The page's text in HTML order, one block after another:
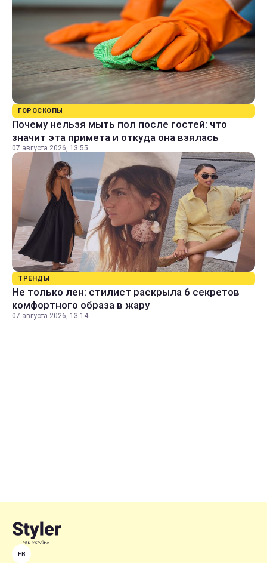
ГОРОСКОПЫ
Почему нельзя мыть пол после гостей: что
значит эта примета и откуда она взялась
07 августа 2026, 13:55
ТРЕНДЫ
Не только лен: стилист раскрыла 6 секретов
комфортного образа в жару
07 августа 2026, 13:14
FB